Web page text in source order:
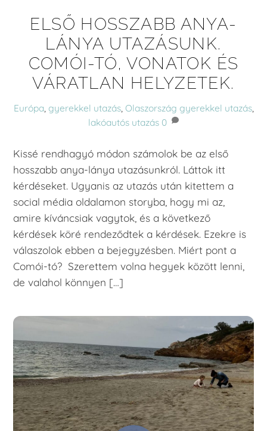
ELSŐ HOSSZABB ANYA-
LÁNYA UTAZÁSUNK.
COMÓI-TÓ, VONATOK ÉS
VÁRATLAN HELYZETEK.
Európa, gyerekkel utazás, Olaszország gyerekkel utazás,
lakóautós utazás 0
Kissé rendhagyó módon számolok be az első
hosszabb anya-lánya utazásunkról. Láttok itt
kérdéseket. Ugyanis az utazás után kitettem a
social média oldalamon storyba, hogy mi az,
amire kíváncsiak vagytok, és a következő
kérdések köré rendeződtek a kérdések. Ezekre is
válaszolok ebben a bejegyzésben. Miért pont a
Comói-tó? Szerettem volna hegyek között lenni,
de valahol könnyen […]